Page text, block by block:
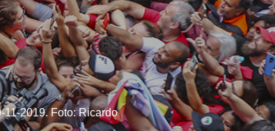
2019. Foto: Ricardo